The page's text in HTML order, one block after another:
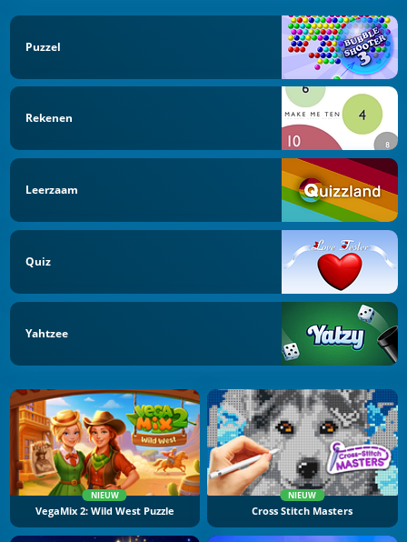
Puzzel
Rekenen
Leerzaam
Quiz
Yahtzee
NIEUW
VegaMix 2: Wild West Puzzle
NIEUW
Cross Stitch Masters